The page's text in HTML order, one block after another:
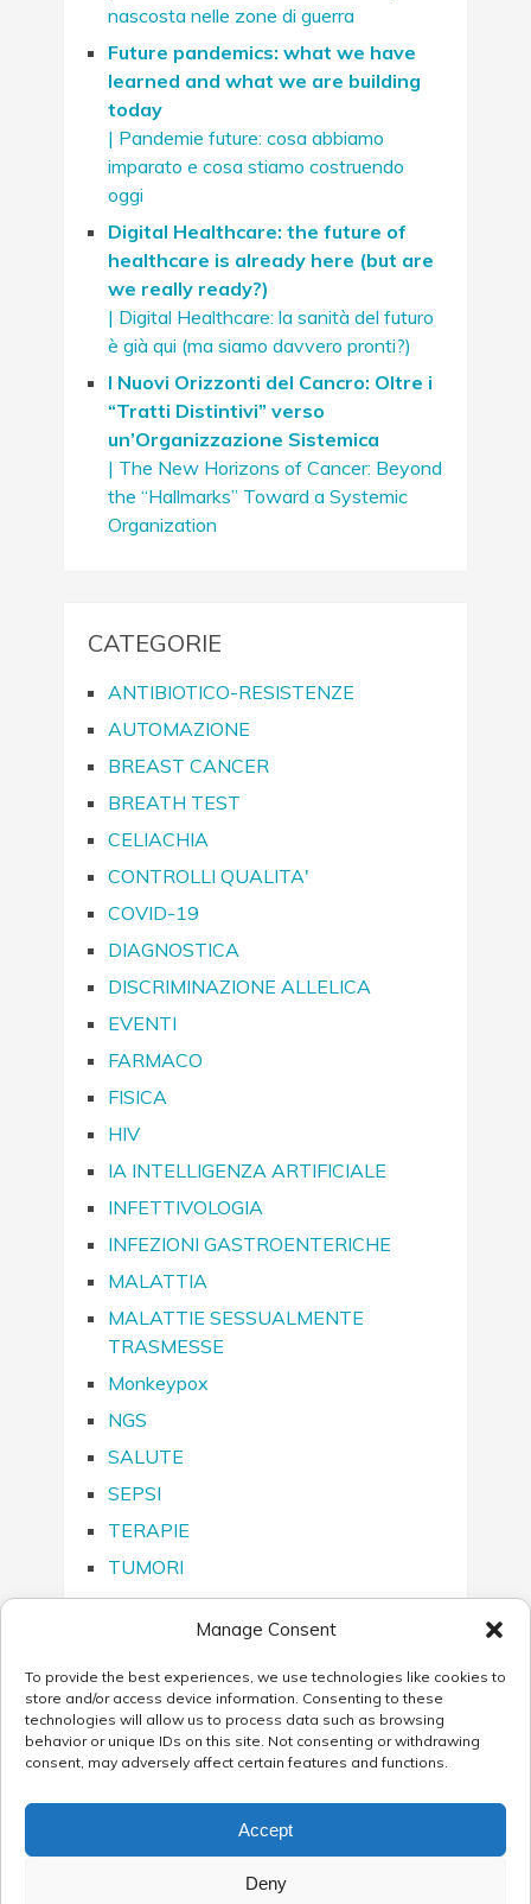
Manage Consent
To provide the best experiences, we use technologies like cookies to
store and/or access device information. Consenting to these
technologies will allow us to process data such as browsing
behavior or unique IDs on this site. Not consenting or withdrawing
consent, may adversely affect certain features and functions.
Accept
Deny
nascosta nelle zone di guerra
Future pandemics: what we have
learned and what we are building
today
| Pandemie future: cosa abbiamo
imparato e cosa stiamo costruendo
oggi
Digital Healthcare: the future of
healthcare is already here (but are
we really ready?)
| Digital Healthcare: la sanità del futuro
è già qui (ma siamo davvero pronti?)
I Nuovi Orizzonti del Cancro: Oltre i
“Tratti Distintivi” verso
un’Organizzazione Sistemica
| The New Horizons of Cancer: Beyond
the “Hallmarks” Toward a Systemic
Organization
CATEGORIE
ANTIBIOTICO-RESISTENZE
AUTOMAZIONE
BREAST CANCER
BREATH TEST
CELIACHIA
CONTROLLI QUALITA'
COVID-19
DIAGNOSTICA
DISCRIMINAZIONE ALLELICA
EVENTI
FARMACO
FISICA
HIV
IA INTELLIGENZA ARTIFICIALE
INFETTIVOLOGIA
INFEZIONI GASTROENTERICHE
MALATTIA
MALATTIE SESSUALMENTE
TRASMESSE
Monkeypox
NGS
SALUTE
SEPSI
TERAPIE
TUMORI
SEGUICI SU…